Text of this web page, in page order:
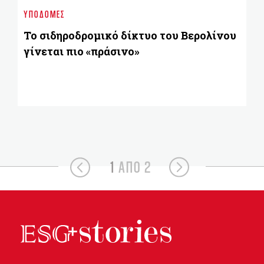
ΥΠΟΔΟΜΈΣ
Το σιδηροδρομικό δίκτυο του Βερολίνου
γίνεται πιο «πράσινο»
1 ΑΠΟ 2